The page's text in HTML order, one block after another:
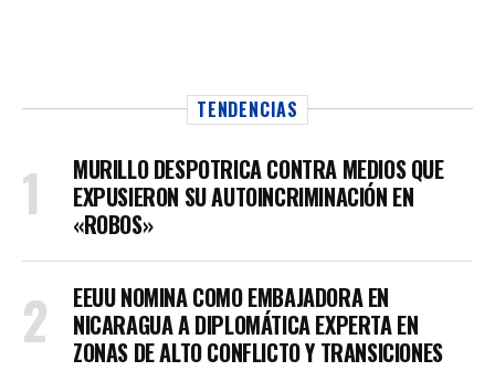
TENDENCIAS
MURILLO DESPOTRICA CONTRA MEDIOS QUE
EXPUSIERON SU AUTOINCRIMINACIÓN EN
«ROBOS»
EEUU NOMINA COMO EMBAJADORA EN
NICARAGUA A DIPLOMÁTICA EXPERTA EN
ZONAS DE ALTO CONFLICTO Y TRANSICIONES